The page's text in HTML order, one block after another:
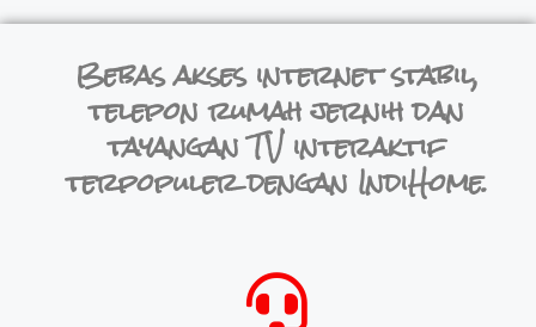
Bebas akses internet stabil,
telepon rumah jernih dan
tayangan TV interaktif
terpopuler dengan IndiHome.